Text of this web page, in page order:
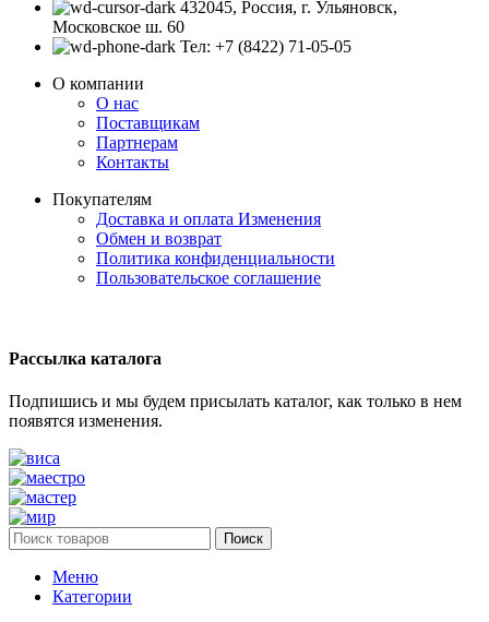
432045, Россия, г. Ульяновск,
Московское ш. 60
Тел: +7 (8422) 71-05-05
О компании
О нас
Поставщикам
Партнерам
Контакты
Покупателям
Доставка и оплата Изменения
Обмен и возврат
Политика конфиденциальности
Пользовательское соглашение
Рассылка каталога
Подпишись и мы будем присылать каталог, как только в нем
появятся изменения.
Поиск
Меню
Категории